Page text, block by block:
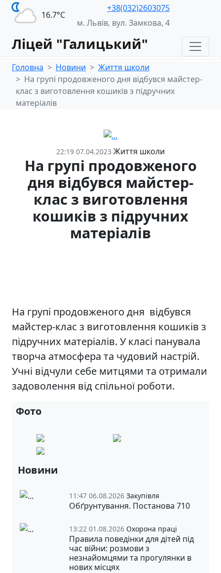
16.7°С
+38(032)2603075
м. Львів, вул. Замкова, 4
Ліцей "Галицький"
Головна Новини
Життя школи
На групі продовженого дня відбувся майстер-
клас з виготовлення кошиків з підручних
матеріалів
22:19 07.04.2023 Життя школи
На групі продовженого
дня відбувся майстер-
клас з виготовлення
кошиків з підручних
матеріалів
На групі продовженого дня відбувся
майстер-клас з виготовлення кошиків з
підручних матеріалів. У класі панувала
творча атмосфера та чудовий настрій.
Учні відчули себе митцями та отримали
задоволення від спільної роботи.
Фото
Новини
11:47 06.08.2026 Закупівля
Обґрунтування. Постанова 710
13:22 01.08.2026 Охорона праці
Правила поведінки для дітей під
час війни: розмови з
незнайомцями та прогулянки в
нових місцях